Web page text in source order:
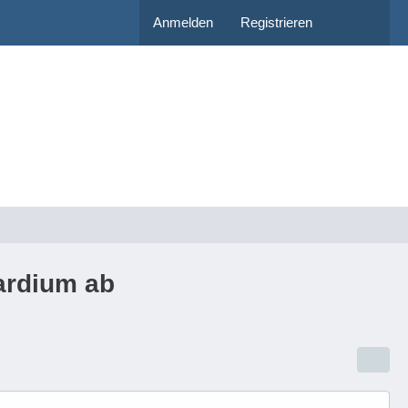
Anmelden Registrieren
ab